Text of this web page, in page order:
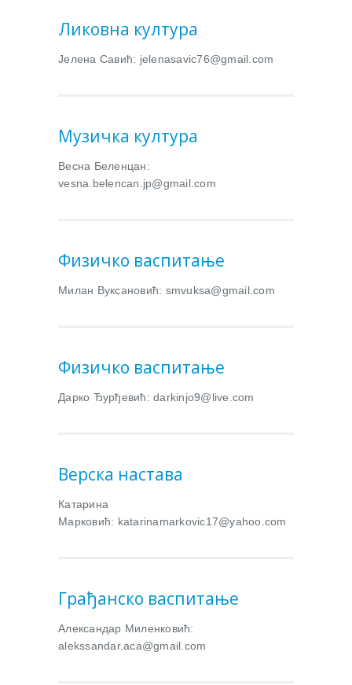
Ликовна култура
Јелена Савић: jelenasavic76@gmail.com
Музичка култура
Весна Беленцан:
vesna.belencan.jp@gmail.com
Физичко васпитање
Милан Вуксановић: smvuksa@gmail.com
Физичко васпитање
Дарко Ђурђевић: darkinjo9@live.com
Верска настава
Катарина
Марковић: katarinamarkovic17@yahoo.com
Грађанско васпитање
Александар Миленковић:
alekssandar.aca@gmail.com